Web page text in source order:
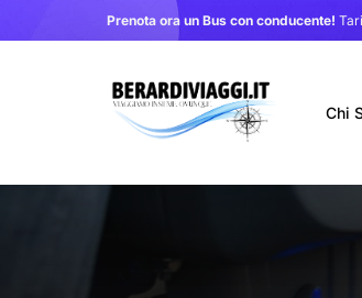
Prenota ora un Bus con conducente!
Chi